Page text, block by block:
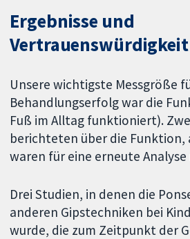
Ergebnisse und
Vertrauenswürdigkeit
Unsere wichtigste Messgröße
Behandlungserfolg war die
Fuß im Alltag funktioniert).
berichteten über die Funktion,
waren für eine erneute
Drei Studien, in denen die
anderen Gipstechniken bei
wurde, die zum Zeitpunkt der